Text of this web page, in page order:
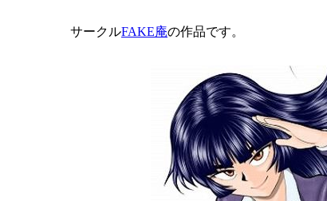
サークルFAKE庵の作品です。